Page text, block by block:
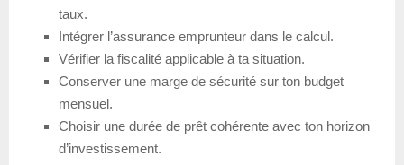
taux.
Intégrer l’assurance emprunteur dans le calcul.
Vérifier la fiscalité applicable à ta situation.
Conserver une marge de sécurité sur ton budget
mensuel.
Choisir une durée de prêt cohérente avec ton horizon
d’investissement.